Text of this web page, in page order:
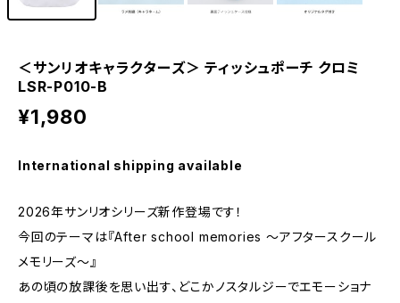
＜サンリオキャラクターズ＞ ティッシュポーチ クロミ
LSR-P010-B
¥1,980
International shipping available
2026年サンリオシリーズ新作登場です！
今回のテーマは『After school memories ～アフタースクール
メモリーズ～』
あの頃の放課後を思い出す、どこかノスタルジーでエモーショナ